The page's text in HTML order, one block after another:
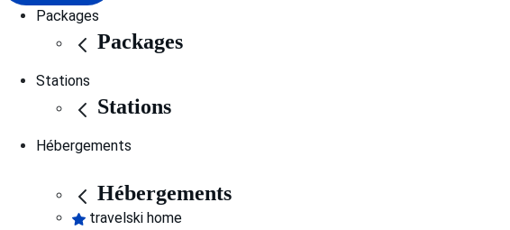
Packages
Packages
Stations
Stations
Hébergements
Hébergements
travelski home